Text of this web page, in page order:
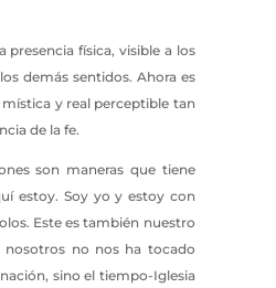
presencia física, visible a los
demás sentidos. Ahora es
mística y real perceptible tan
de la fe.
son maneras que tiene
estoy. Soy yo y estoy con
Este es también nuestro
nosotros no nos ha tocado
sino el tiempo-Iglesia